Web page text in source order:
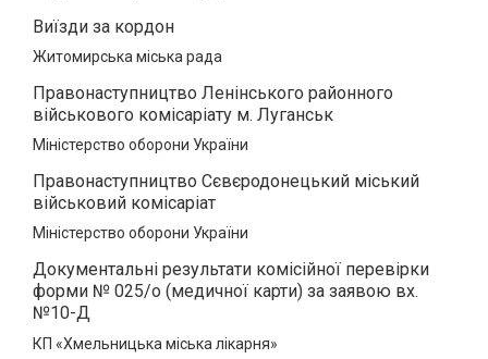
Виїзди за кордон
Житомирська міська рада
Правонаступництво Ленінського районного
військового комісаріату м. Луганськ
Міністерство оборони України
Правонаступництво Сєвєродонецький міський
військовий комісаріат
Міністерство оборони України
Документальні результати комісійної перевірки
форми № 025/о (медичної карти) за заявою вх.
№10-Д
КП «Хмельницька міська лікарня»